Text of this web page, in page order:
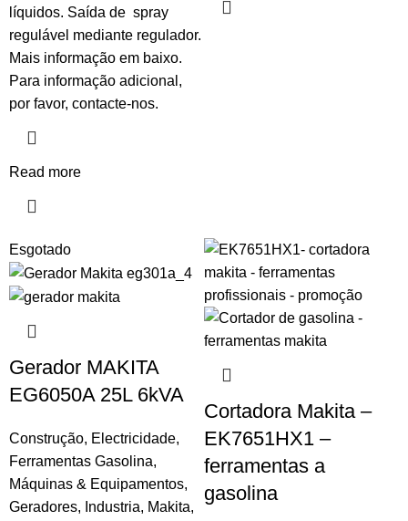
líquidos. Saída de spray
regulável mediante regulador.
Mais informação em baixo.
Para informação adicional,
por favor, contacte-nos.
Read more
Esgotado
Gerador MAKITA
EG6050A 25L 6kVA
Construção, Electricidade,
Ferramentas Gasolina,
Máquinas & Equipamentos,
Geradores, Industria, Makita,
Cortadora Makita –
EK7651HX1 –
ferramentas a
gasolina